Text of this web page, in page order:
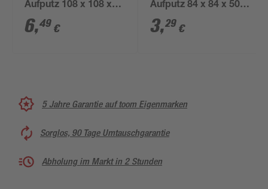
Aufputz 108 x 108 x
64mm IP65
6,49 €
Aufputz 84 x 84 x 50
mm IP54
3,29 €
5 Jahre Garantie auf toom Eigenmarken
Sorglos, 90 Tage Umtauschgarantie
Abholung im Markt in 2 Stunden